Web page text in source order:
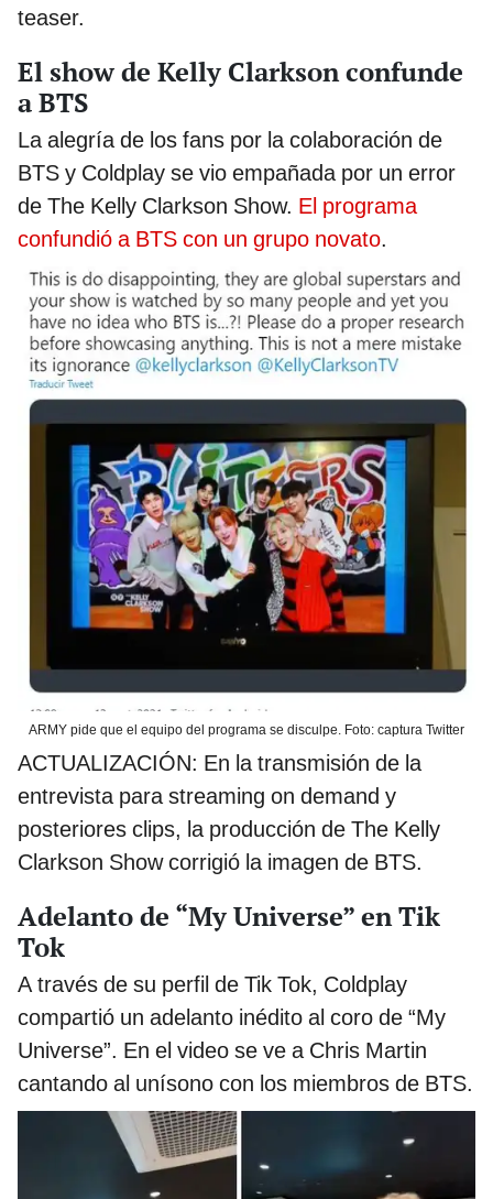
teaser.
El show de Kelly Clarkson confunde
a BTS
La alegría de los fans por la colaboración de
BTS y Coldplay se vio empañada por un error
de The Kelly Clarkson Show. El programa
confundió a BTS con un grupo novato.
ARMY pide que el equipo del programa se disculpe. Foto: captura Twitter
ACTUALIZACIÓN: En la transmisión de la
entrevista para streaming on demand y
posteriores clips, la producción de The Kelly
Clarkson Show corrigió la imagen de BTS.
Adelanto de “My Universe” en Tik
Tok
A través de su perfil de Tik Tok, Coldplay
compartió un adelanto inédito al coro de “My
Universe”. En el video se ve a Chris Martin
cantando al unísono con los miembros de BTS.